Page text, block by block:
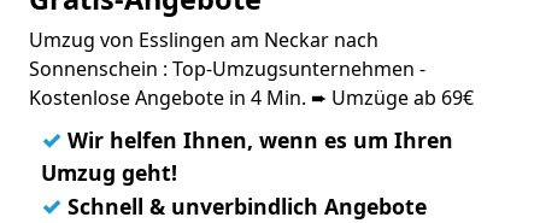
Umzug von Esslingen am Neckar nach
Sonnenschein : Top-Umzugsunternehmen -
Kostenlose Angebote in 4 Min. ➨ Umzüge ab 69€
✓ Wir helfen Ihnen, wenn es um Ihren
Umzug geht!
✓ Schnell & unverbindlich Angebote